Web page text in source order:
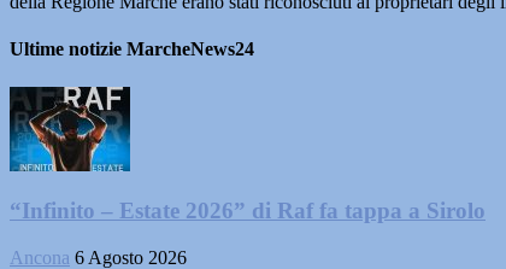
Ultime notizie MarcheNews24
“Infinito – Estate 2026” di Raf fa tappa a Sirolo
Ancona 6 Agosto 2026